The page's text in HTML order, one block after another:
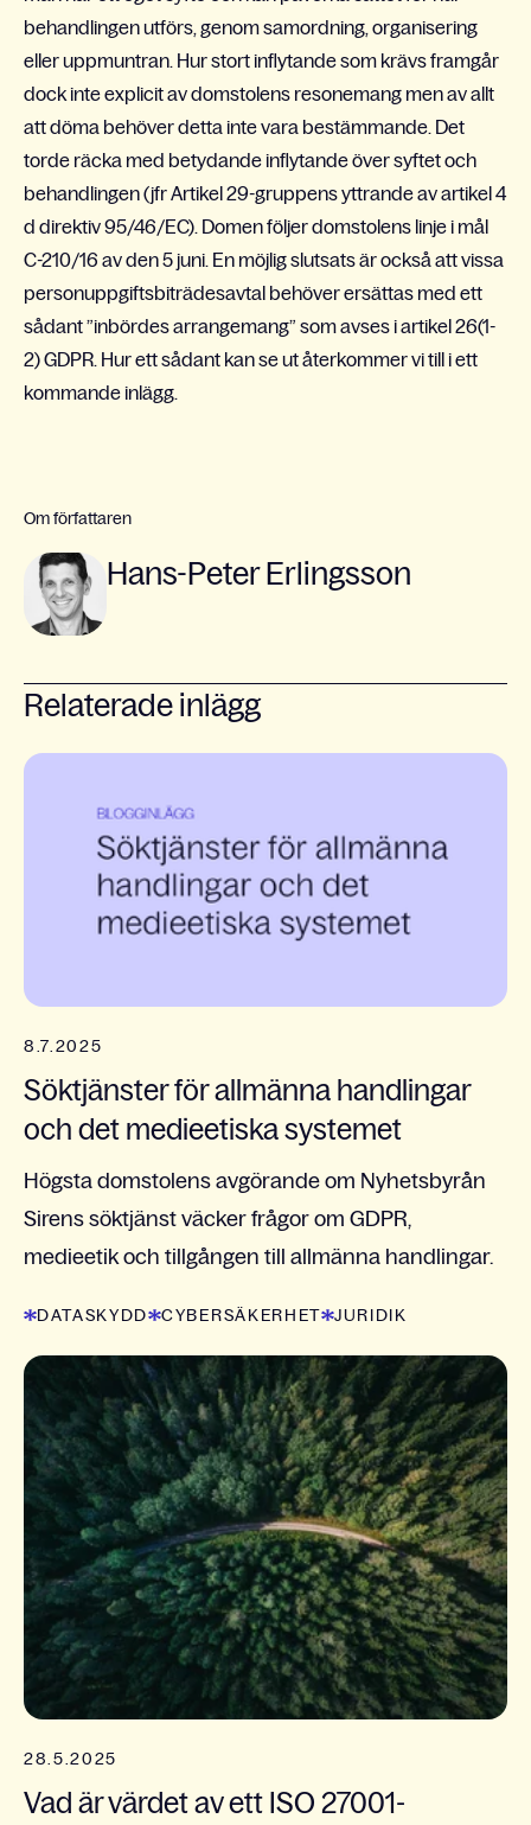
behandlingen utförs, genom samordning, organisering
eller uppmuntran. Hur stort inflytande som krävs framgår
dock inte explicit av domstolens resonemang men av allt
att döma behöver detta inte vara bestämmande. Det
torde räcka med betydande inflytande över syftet och
behandlingen (jfr Artikel 29-gruppens yttrande av artikel 4
d direktiv 95/46/EC). Domen följer domstolens linje i mål
C-210/16 av den 5 juni. En möjlig slutsats är också att vissa
personuppgiftsbiträdesavtal behöver ersättas med ett
sådant ”inbördes arrangemang” som avses i artikel 26(1-
2) GDPR. Hur ett sådant kan se ut återkommer vi till i ett
kommande inlägg.
Om författaren
Hans-Peter Erlingsson
Relaterade inlägg
8.7.2025
Söktjänster för allmänna handlingar
och det medieetiska systemet
Högsta domstolens avgörande om Nyhetsbyrån
Sirens söktjänst väcker frågor om GDPR,
medieetik och tillgången till allmänna handlingar.
DATASKYDD CYBERSÄKERHET JURIDIK
28.5.2025
Vad är värdet av ett ISO 27001-